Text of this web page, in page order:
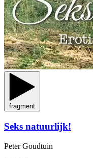
fragment
Seks natuurlijk!
Peter Goudtuin